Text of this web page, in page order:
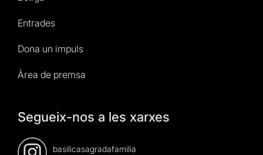
Entrades
Dona un impuls
Àrea de premsa
Segueix-nos a les xarxes
basilicasagradafamilia